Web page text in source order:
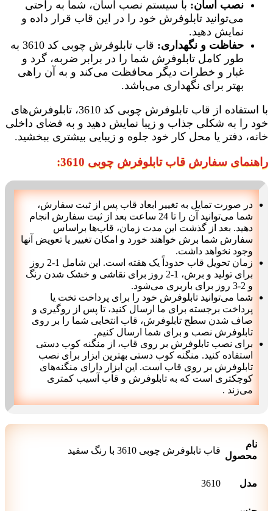
نصب آسان:با سیستم نصب آسان، شما به راحتی
می‌توانید تابلوفرش خود را در این قاب قرار داده و
نمایش دهید.
حفاظت و نگهداری:
قاب تابلوفرش چوبی کد 3610 به
طور کامل تابلوفرش شما را در برابر ضربه، گرد و
غبار و خطرات دیگر محافظت می‌کند و به آن راهی
بهتر برای نگهداری می‌باشد.
با استفاده از قاب تابلوفرش چوبی کد 3610، تابلوفرش‌های
خود را به شکلی جذاب و زیبا نمایش دهید و به فضای داخلی
خانه، دفتر یا محل کار خود جلوه و زیبایی بیشتری ببخشید.
راهنمای سفارش قاب تابلوفرش چوبی 3610:
در صورت تمایل به تغییر ابعاد قاب پس از ثبت سفارش،
شما می‌توانید آن را تا 24 ساعت بعد از ثبت سفارش انجام
دهید. بعد از گذشت این مدت زمان، قاب‌ها براساس
سفارش شما برش خواهند خورد و امکان تغییر یا تعویض آنها
وجود نخواهد داشت.
زمان تحویل قاب حدوداً یک هفته است. این شامل 1-2 روز
برای تولید و برش، 1-2 روز برای نقاشی و خشک شدن رنگ
و 2-3 روز برای باربری می‌شود.
شما می‌توانید تابلوفرش خود را برای پرداخت تخت یا
پرداخت برجسته برای ما ارسال کنید، تا پس از روگیری و
صاف شدن سطح تابلوفرش، قاب انتخابی شما را بر روی
تابلوفرش نصب و برای شما ارسال کنیم.
برای نصب تابلوفرش بر روی قاب، از منگنه کوب دستی
استفاده کنید. منگنه کوب دستی بهترین ابزار برای نصب
تابلوفرش بر روی قاب است. این ابزار دارای منگنه‌های
کوچکتری است که به تابلوفرش و قاب آسیب کمتری
می‌زند .
نام
محصول
قاب تابلوفرش چوبی 3610 با رنگ سفید
مدل 3610